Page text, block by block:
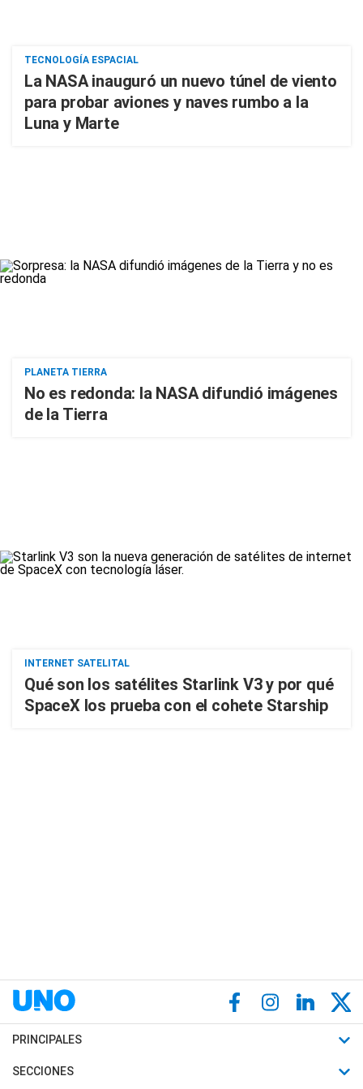
TECNOLOGÍA ESPACIAL
La NASA inauguró un nuevo túnel de viento
para probar aviones y naves rumbo a la
Luna y Marte
PLANETA TIERRA
No es redonda: la NASA difundió imágenes
de la Tierra
INTERNET SATELITAL
Qué son los satélites Starlink V3 y por qué
SpaceX los prueba con el cohete Starship
PRINCIPALES
Últimas Noticias
SECCIONES